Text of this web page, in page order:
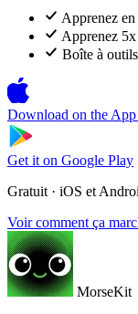
Apprenez
Apprenez
Boîte à
Download on the App
Get it on Google Play
Gratuit · iOS et
Voir comment ça
MorseKit